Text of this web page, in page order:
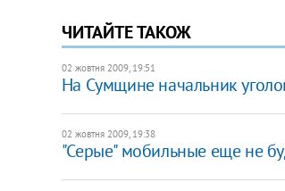
ЧИТАЙТЕ ТАКОЖ
02 жовтня 2009, 19:51
На Сумщине начальник
02 жовтня 2009, 19:38
"Серые" мобильные еще не